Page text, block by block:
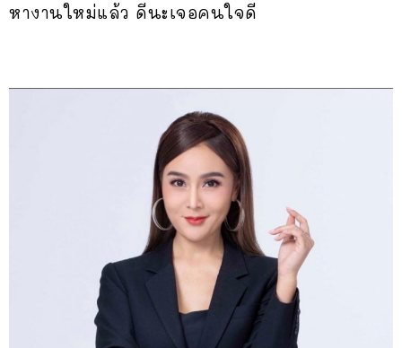
หางานใหม่แล้ว ดีนะเจอคนใจดี